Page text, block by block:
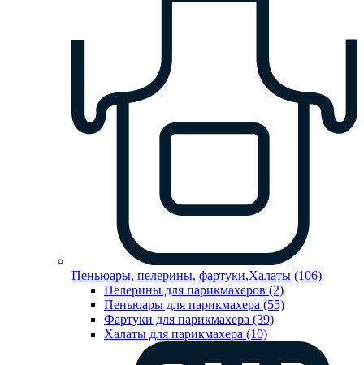
Пеньюары, пелерины, фартуки,Халаты (106)
Пелерины для парикмахеров (2)
Пеньюары для парикмахера (55)
Фартуки для парикмахера (39)
Халаты для парикмахера (10)